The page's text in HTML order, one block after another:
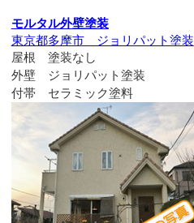
モルタル外壁塗装
東京都多摩市 ジョリパット塗装
屋根 塗装なし
外壁 ジョリパット塗装
付帯 セラミック塗料